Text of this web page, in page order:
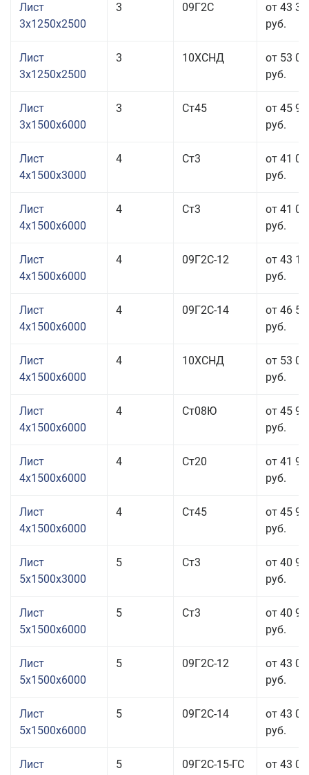
Лист
3x1250x2500
3 09Г2С
от 43
руб.
Лист
3x1250x2500
3 10ХСНД
от 53
руб.
Лист
3x1500x6000
3 Ст45
от 45
руб.
Лист
4x1500x3000
4 Ст3
от 41
руб.
Лист
4x1500x6000
4 Ст3
от 41
руб.
Лист
4x1500x6000
4 09Г2С-12
от 43
руб.
Лист
4x1500x6000
4 09Г2С-14
от 46
руб.
Лист
4x1500x6000
4 10ХСНД
от 53
руб.
Лист
4x1500x6000
4 Ст08Ю
от 45
руб.
Лист
4x1500x6000
4 Ст20
от 41
руб.
Лист
4x1500x6000
4 Ст45
от 45
руб.
Лист
5x1500x3000
5 Ст3
от 40
руб.
Лист
5x1500x6000
5 Ст3
от 40
руб.
Лист
5x1500x6000
5 09Г2С-12
от 43
руб.
Лист
5x1500x6000
5 09Г2С-14
от 43
руб.
Лист
5 09Г2С-15-ГС
от 43